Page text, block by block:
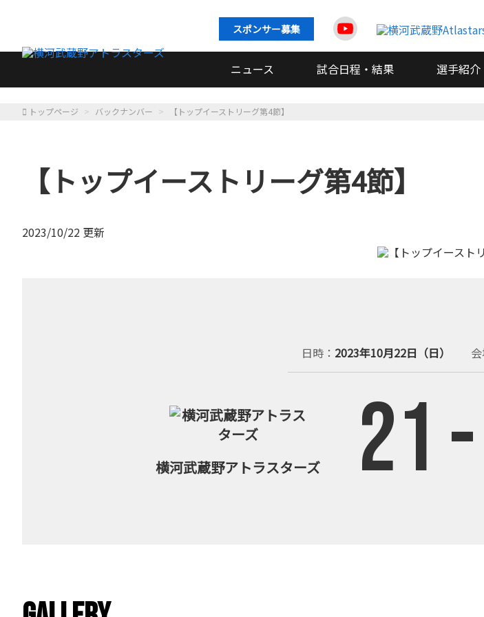
スポンサー募集
ニュース 試合日程・結果 選手紹介
トップページ バックナンバー 【トップイーストリーグ第4節】
【トップイーストリーグ第4節】
2023/10/22 更新
日時 2023年10月22日（日）
横河武蔵野アトラスターズ 21 -